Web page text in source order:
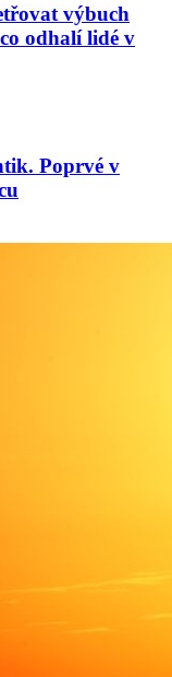
výbuch
odhalí lidé v
Poprvé v